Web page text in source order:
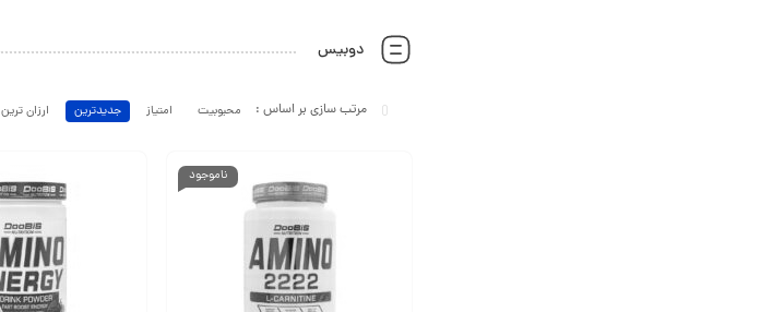
دوبیس
محبوبیت امتیاز جدیدترین ارزان ترین
ناموجود